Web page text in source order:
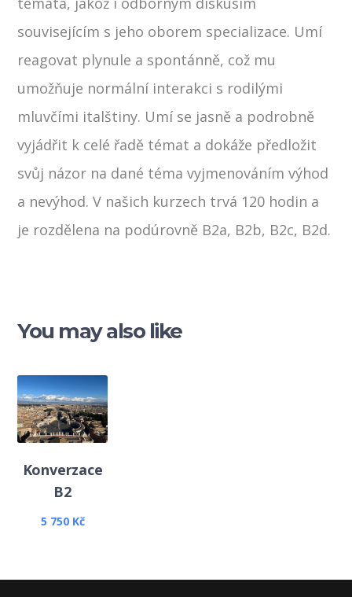
souvisejícím s jeho oborem specializace. Umí
reagovat plynule a spontánně, což mu
umožňuje normální interakci s rodilými
mluvčími italštiny. Umí se jasně a podrobně
vyjádřit k celé řadě témat a dokáže předložit
svůj názor na dané téma vyjmenováním výhod
a nevýhod. V našich kurzech trvá 120 hodin a
je rozdělena na podúrovně B2a, B2b, B2c, B2d.
You may also like
Konverzace
B2
5 750 Kč